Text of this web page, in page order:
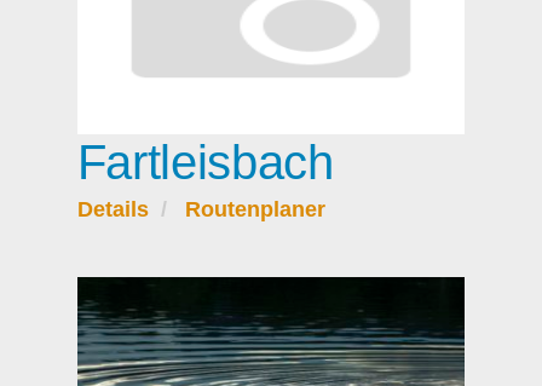
Fartleisbach
Details Routenplaner